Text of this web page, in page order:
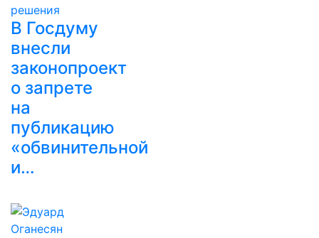
В Госдуму
внесли
законопроект
о запрете
на
публикацию
«обвинительной
и…